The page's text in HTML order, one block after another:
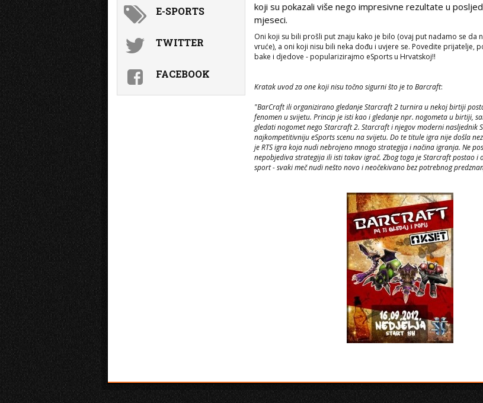
koji su pokazali više nego impresivne rezultate u
mjeseci.
Oni koji su bili prošli put znaju kako je bilo (ovaj put nadamo se da
vruće), a oni koji nisu bili neka dođu i uvjere se. Povedite prijatelje,
bake i djedove - popularizirajmo eSports u Hrvatskoj!!
Kratak uvod za one koji nisu točno sigurni što je to Barcraft:
"BarCraft ili organizirano gledanje Starcraft 2 turnira u nekoj birtiji
fenomen u svijetu. Princip je isti kao i gledanje npr. nogometa u birtiji,
gledati nogomet nego Starcraft 2. Starcraft i njegov moderni nasljednik
najkompetitivniju eSports scenu na svijetu. Do te titule igra nije došla
je RTS igra koja nudi nebrojeno mnogo strategija i načina igranja. Ne
nepobjediva strategija ili isti takav igrač. Zbog toga je Starcraft postao i
sport - svaki meč nudi nešto novo i neočekivano bez potrebnog
E-SPORTS
TWITTER
FACEBOOK